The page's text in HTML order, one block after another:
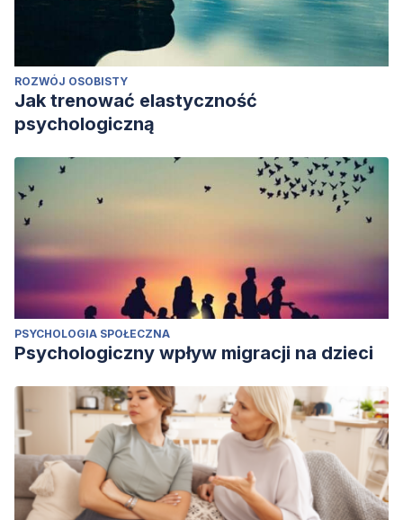
ROZWÓJ OSOBISTY
Jak trenować elastyczność
psychologiczną
PSYCHOLOGIA SPOŁECZNA
Psychologiczny wpływ migracji na dzieci